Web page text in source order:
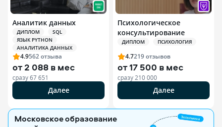
Аналитик данных
ДИПЛОМ
SQL
ЯЗЫК PYTHON
АНАЛИТИКА ДАННЫХ
4.9562отзыва
от2 088 в мес
сразу67 651
Далее
Психологическое
консультирование
ДИПЛОМ ПСИХОЛОГИЯ
4.7219отзывов
от17 500 в мес
сразу 210 000
Далее
Московское образование